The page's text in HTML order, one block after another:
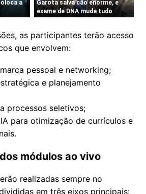
as participantes terão acesso
que envolvem:
pessoal e networking;
e planejamento
processos seletivos;
para otimização de currículos e
módulos ao vivo
realizadas sempre no
em três eixos principais: